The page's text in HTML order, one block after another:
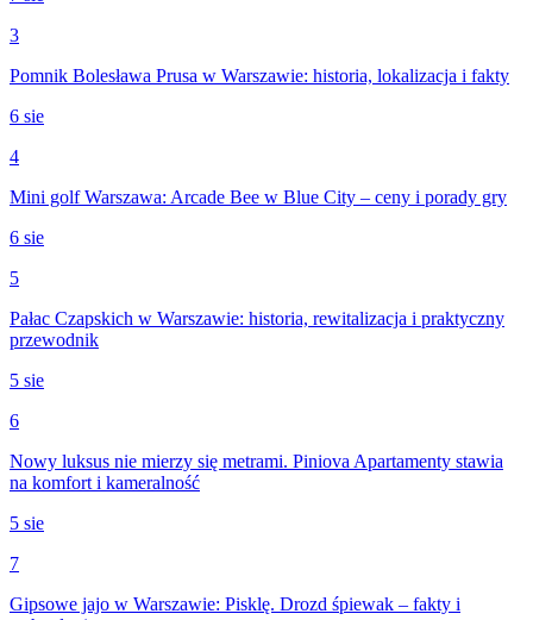
3
Pomnik Bolesława Prusa w Warszawie: historia, lokalizacja i fakty
6 sie
4
Mini golf Warszawa: Arcade Bee w Blue City – ceny i porady gry
6 sie
5
Pałac Czapskich w Warszawie: historia, rewitalizacja i praktyczny
przewodnik
5 sie
6
Nowy luksus nie mierzy się metrami. Piniova Apartamenty stawia
na komfort i kameralność
5 sie
7
Gipsowe jajo w Warszawie: Pisklę. Drozd śpiewak – fakty i